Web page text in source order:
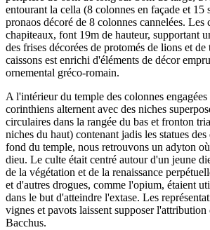
entourant la cella (8 colonnes en façade et 15
pronaos décoré de 8 colonnes cannelées. Les
chapiteaux, font 19m de hauteur, supportant
des frises décorées de protomés de lions et
caissons est enrichi d'éléments de décor
ornemental gréco-romain.
A l'intérieur du temple des colonnes
corinthiens alternent avec des niches
circulaires dans la rangée du bas et fronton
niches du haut) contenant jadis les statues
fond du temple, nous retrouvons un adyton
dieu. Le culte était centré autour d'un jeune
de la végétation et de la renaissance
et d'autres drogues, comme l'opium, étaient
dans le but d'atteindre l'extase. Les
vignes et pavots laissent supposer l'attribution
Bacchus.